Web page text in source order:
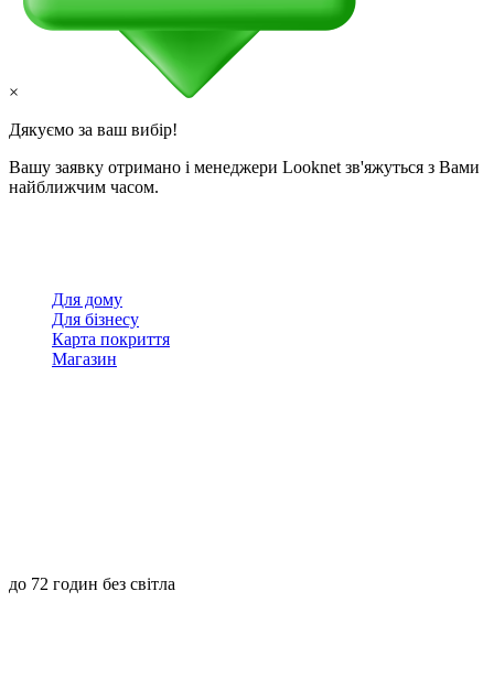
×
Дякуємо за ваш вибір!
Вашу заявку отримано і менеджери Looknet зв'яжуться з Вами
найближчим часом.
Для дому
Для бізнесу
Карта покриття
Магазин
до 72 годин без світла